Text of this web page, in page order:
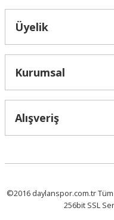
Üyelik
Kurumsal
Alışveriş
©2016 daylanspor.com.tr Tüm
256bit SSL